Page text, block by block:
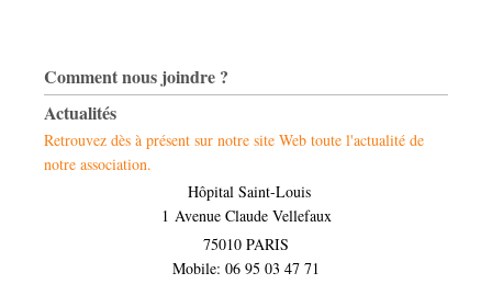
Comment nous joindre ?
Actualités
Retrouvez dès à présent sur notre site Web toute l'actualité de
notre association.
Hôpital Saint-Louis
1 Avenue Claude Vellefaux
75010 PARIS
Mobile: 06 95 03 47 71